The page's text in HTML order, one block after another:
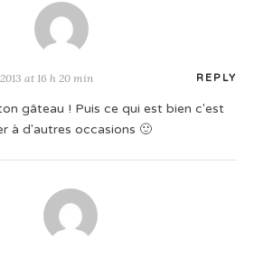
at 16 h 20 min REPLY
gâteau ! Puis ce qui est bien c'est
à d'autres occasions 🙂